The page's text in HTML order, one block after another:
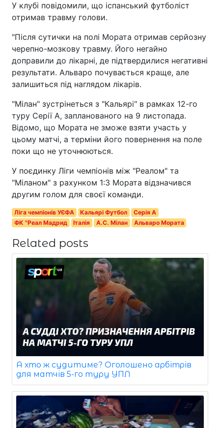
У клубі повідомили, що іспанський футболіст
отримав травму голови.
"Після сутички на полі Мората отримав серйозну
черепно-мозкову травму. Його негайно
доправили до лікарні, де підтвердилися негативні
результати. Альваро почувається краще, але
залишиться під наглядом лікарів.
"Мілан" зустрінеться з "Кальярі" в рамках 12-го
туру Серії А, запланованого на 9 листопада.
Відомо, що Мората не зможе взяти участь у
цьому матчі, а терміни його повернення на поле
поки що не уточнюються.
У поєдинку Ліги чемпіонів між "Реалом" та
"Міланом" з рахунком 1:3 Мората відзначився
другим голом для своєї команди.
Ліга чемпіонів УЄФА Кальярі Футбол
Серія A
ФК "Реал Мадрид
Італія A.C. Мілан Альваро Мората
Related posts
А хто ж судитиме? Оголошено арбітрів
для матчів 5-го туру УПЛ